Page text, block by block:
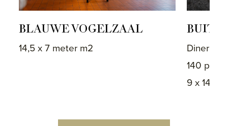
BLAUWE VOGELZAAL
14,5 x 7 meter m2
Diner:
140
9 x 14,5